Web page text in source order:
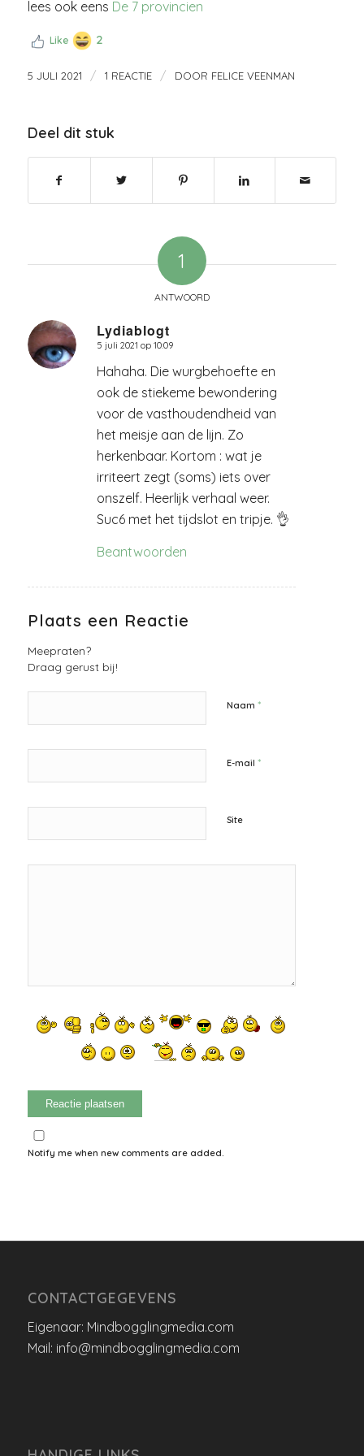
lees ook eens De 7 provincien
Like 2
5 JULI 2021 / 1 REACTIE / DOOR FELICE VEENMAN
Deel dit stuk
1
ANTWOORD
Lydiablogt
zegt:
5 juli 2021 op 10:09
Hahaha. Die wurgbehoefte en
ook de stiekeme bewondering
voor de vasthoudendheid van
het meisje aan de lijn. Zo
herkenbaar. Kortom : wat je
irriteert zegt (soms) iets over
onszelf. Heerlijk verhaal weer.
Suc6 met het tijdslot en tripje. 👌
Beantwoorden
Plaats een Reactie
Meepraten?
Draag gerust bij!
Naam *
E-mail *
Site
Notify me when new comments are added.
CONTACTGEGEVENS
Eigenaar: Mindbogglingmedia.com
Mail: info@mindbogglingmedia.com